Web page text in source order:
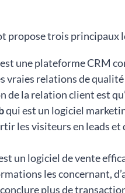
propose trois principaux
une plateforme CRM
vraies relations de qualité
de la relation client est
qui est un logiciel
les visiteurs en leads et
un logiciel de vente
les concernant,
plus de